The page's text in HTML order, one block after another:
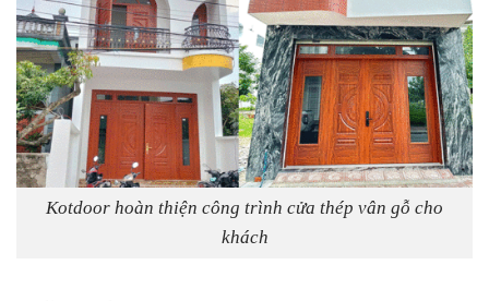
Kotdoor hoàn thiện công trình cửa thép vân gỗ cho
khách